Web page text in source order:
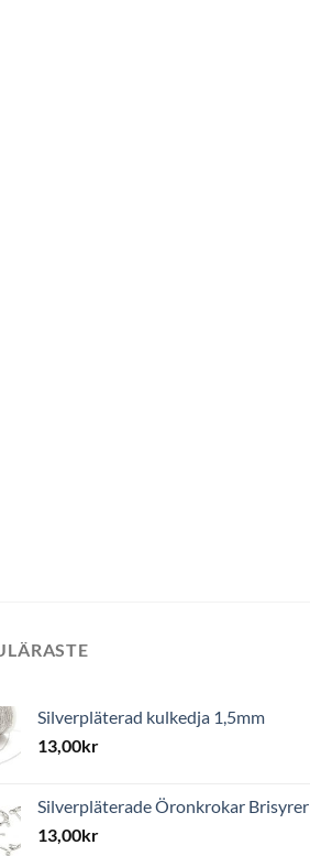
Silverpläterad kulkedja 1,5mm
13,00kr
Silverpläterade Öronkrokar Brisyrer
13,00kr